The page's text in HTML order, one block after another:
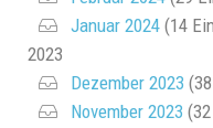
Januar 2024 (14
2023
Dezember 2023
November 2023